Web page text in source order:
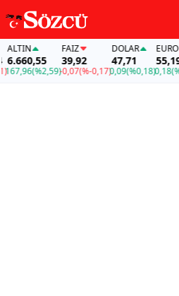
(%2,59)
39,92
-0,07(%-0,17)
DOLAR
47,71
0,09(%0,18)
EURO
55,19
0,18